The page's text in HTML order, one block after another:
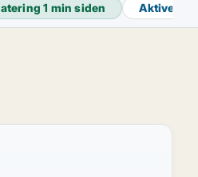
1 min siden Aktive